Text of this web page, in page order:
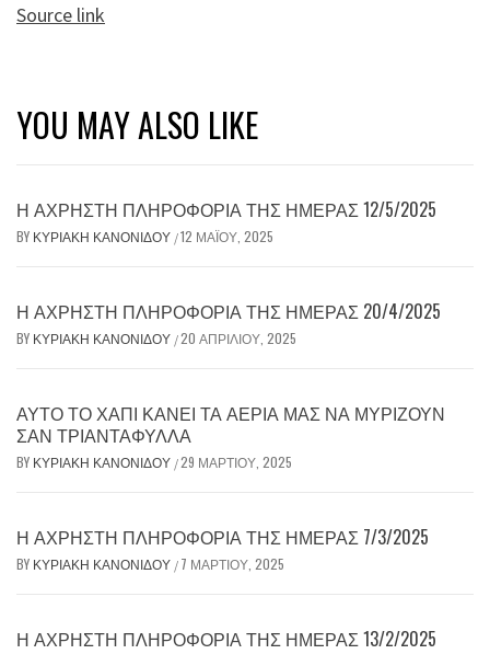
Source link
YOU MAY ALSO LIKE
Η ΆΧΡΗΣΤΗ ΠΛΗΡΟΦΟΡΊΑ ΤΗΣ ΗΜΈΡΑΣ 12/5/2025
BY ΚΥΡΙΑΚΉ ΚΑΝΟΝΊΔΟΥ /12 ΜΑΪ́ΟΥ, 2025
Η ΆΧΡΗΣΤΗ ΠΛΗΡΟΦΟΡΊΑ ΤΗΣ ΗΜΈΡΑΣ 20/4/2025
BY ΚΥΡΙΑΚΉ ΚΑΝΟΝΊΔΟΥ /20 ΑΠΡΙΛΊΟΥ, 2025
ΑΥΤΌ ΤΟ ΧΆΠΙ ΚΆΝΕΙ ΤΑ ΑΈΡΙΆ ΜΑΣ ΝΑ ΜΥΡΊΖΟΥΝ
ΣΑΝ ΤΡΙΑΝΤΆΦΥΛΛΑ
BY ΚΥΡΙΑΚΉ ΚΑΝΟΝΊΔΟΥ /29 ΜΑΡΤΊΟΥ, 2025
Η ΆΧΡΗΣΤΗ ΠΛΗΡΟΦΟΡΊΑ ΤΗΣ ΗΜΈΡΑΣ 7/3/2025
BY ΚΥΡΙΑΚΉ ΚΑΝΟΝΊΔΟΥ / 7 ΜΑΡΤΊΟΥ, 2025
Η ΆΧΡΗΣΤΗ ΠΛΗΡΟΦΟΡΊΑ ΤΗΣ ΗΜΈΡΑΣ 13/2/2025